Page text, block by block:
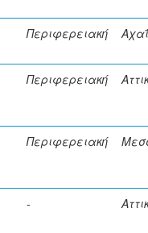
Περιφερειακή
Περιφερειακή
Περιφερειακή
-